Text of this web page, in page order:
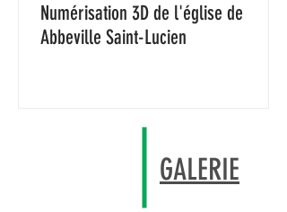
Numérisation 3D de l'église de
Abbeville Saint-Lucien
GALERIE